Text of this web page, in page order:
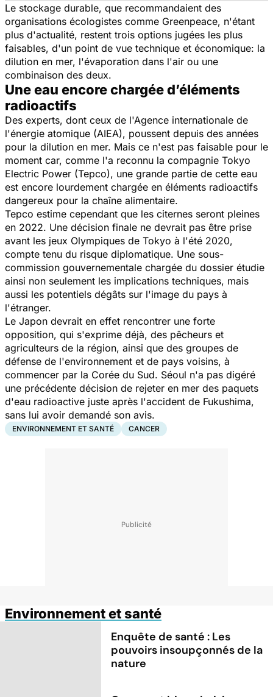
Le stockage durable, que recommandaient des
organisations écologistes comme Greenpeace, n'étant
plus d'actualité, restent trois options jugées les plus
faisables, d'un point de vue technique et économique: la
dilution en mer, l'évaporation dans l'air ou une
combinaison des deux.
Une eau encore chargée d’éléments
radioactifs
Des experts, dont ceux de l'Agence internationale de
l'énergie atomique (AIEA), poussent depuis des années
pour la dilution en mer. Mais ce n'est pas faisable pour le
moment car, comme l'a reconnu la compagnie Tokyo
Electric Power (Tepco), une grande partie de cette eau
est encore lourdement chargée en éléments radioactifs
dangereux pour la chaîne alimentaire.
Tepco estime cependant que les citernes seront pleines
en 2022. Une décision finale ne devrait pas être prise
avant les jeux Olympiques de Tokyo à l'été 2020,
compte tenu du risque diplomatique. Une sous-
commission gouvernementale chargée du dossier étudie
ainsi non seulement les implications techniques, mais
aussi les potentiels dégâts sur l'image du pays à
l'étranger.
Le Japon devrait en effet rencontrer une forte
opposition, qui s'exprime déjà, des pêcheurs et
agriculteurs de la région, ainsi que des groupes de
défense de l'environnement et de pays voisins, à
commencer par la Corée du Sud. Séoul n'a pas digéré
une précédente décision de rejeter en mer des paquets
d'eau radioactive juste après l'accident de Fukushima,
sans lui avoir demandé son avis.
ENVIRONNEMENT ET SANTÉ CANCER
Environnement et santé
Enquête de santé : Les
pouvoirs insoupçonnés de la
nature